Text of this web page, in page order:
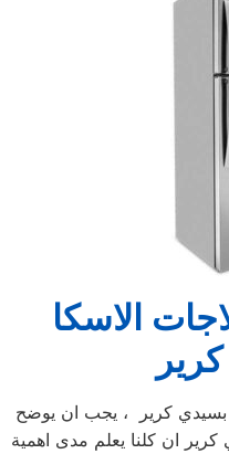
الاسكا
بسيدي كرير ، يجب ان يوضح
ان كلنا يعلم مدى اهمية